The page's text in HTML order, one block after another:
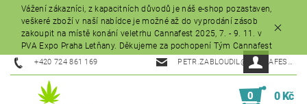
Vážení zákazníci, z kapacitních důvodů je náš e-shop pozastaven,
veškeré zboží v naší nabídce je možné až do vyprodání zásob
zakoupit na místě konání veletrhu Cannafest 2025, 7. - 9. 11. v
PVA Expo Praha Letňany. Děkujeme za pochopení Tým Cannafest
+420 724 861 169 PETR.ZABLOUDIL@CANNAFEST.CZ
0 0 Kč